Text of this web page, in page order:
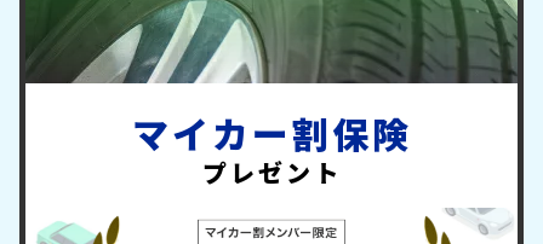
マイカー割保険
プレゼント